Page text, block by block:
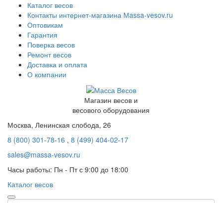
Каталог весов
Контакты интернет-магазина Мassa-vesov.ru
Оптовикам
Гарантия
Поверка весов
Ремонт весов
Доставка и оплата
О компании
Магазин весов и
весового оборудования
Москва, Ленинская слобода, 26
8 (800) 301-78-16 , 8 (499) 404-02-17
sales@massa-vesov.ru
Часы работы: Пн - Пт с 9:00 до 18:00
Каталог весов